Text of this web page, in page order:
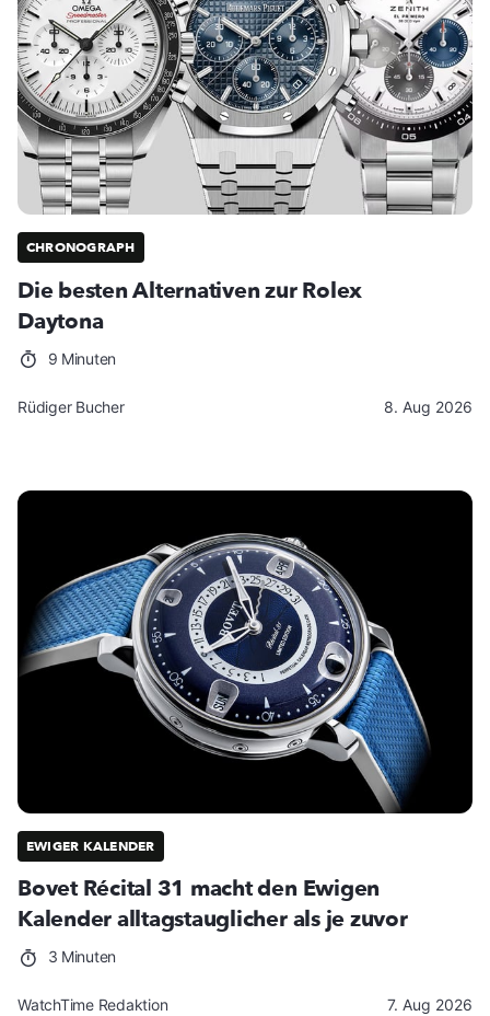
CHRONOGRAPH
Die besten Alternativen zur Rolex
Daytona
9 Minuten
Rüdiger Bucher 8. Aug 2026
EWIGER KALENDER
Bovet Récital 31 macht den Ewigen
Kalender alltagstauglicher als je zuvor
3 Minuten
WatchTime Redaktion 7. Aug 2026